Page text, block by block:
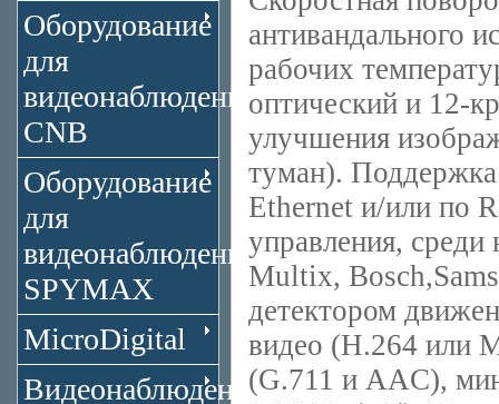
Оборудование
для
видеонаблюдения
CNB
Оборудование
для
видеонаблюдения
SPYMAX
MicroDigital
Видеонаблюдение
антивандального
рабочих
оптический и 12-
улучшения
туман).
Ethernet и/или по
управления,
Multix,
детектором
видео (H.264 или
(G.711 и AAC),